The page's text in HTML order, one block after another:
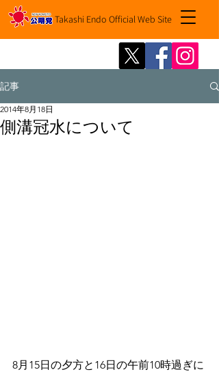
Takashi Endo Official Web Site
記事
側溝冠水について
2014年8月18日
8月15日の夕方と16日の午前10時過ぎに